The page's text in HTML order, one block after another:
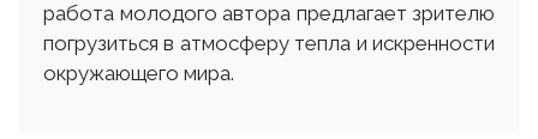
работа молодого автора предлагает зрителю
погрузиться в атмосферу тепла и искренности
окружающего мира.